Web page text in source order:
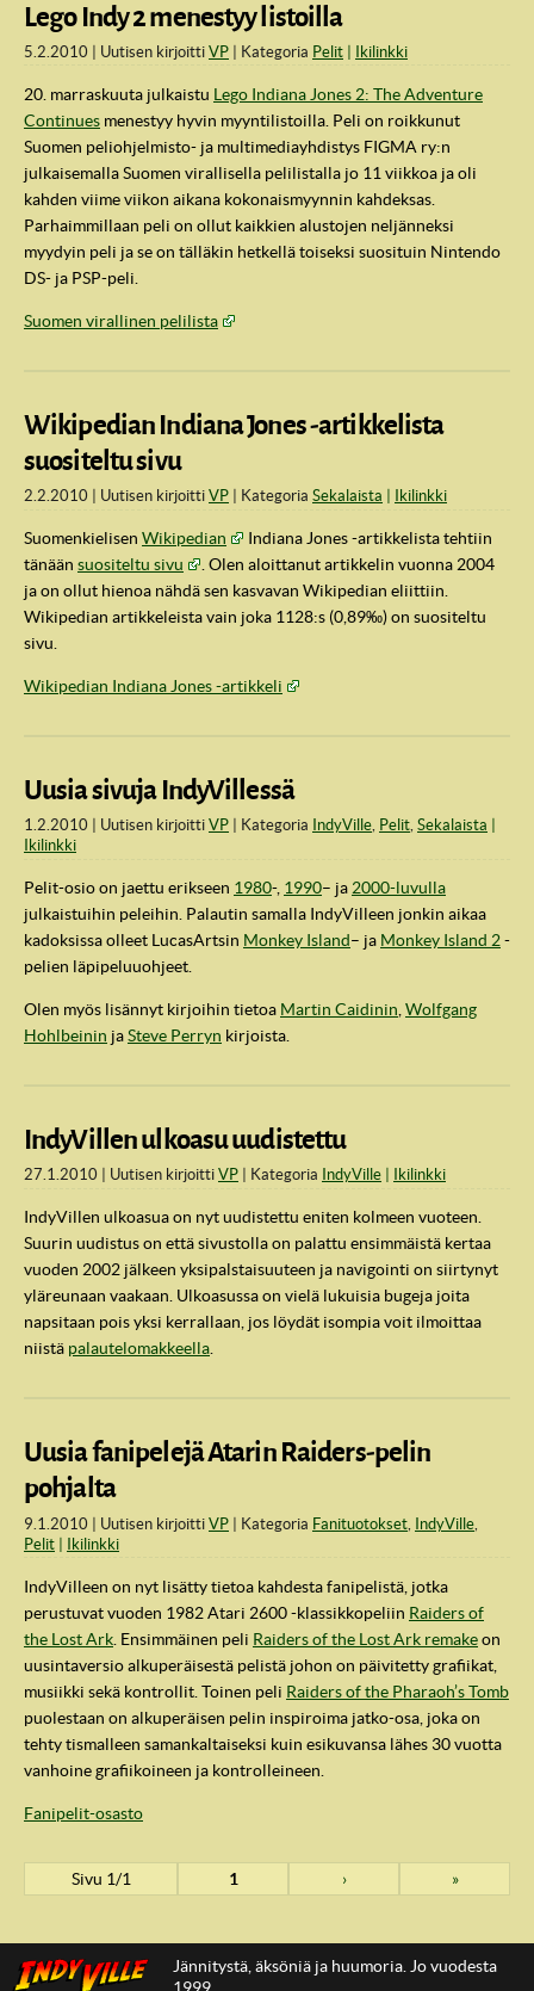
Lego Indy 2 menestyy listoilla
5.2.2010 Uutisen kirjoitti VP Kategoria Pelit Ikilinkki
20.​ marraskuuta julkaistu Lego Indiana Jones 2: The Adventure
Continues menestyy hyvin myyntilistoilla. Peli on roikkunut
Suomen peliohjelmisto- ja multimediayhdistys FIGMA ry:n
julkaisemalla Suomen virallisella pelilistalla jo 11 viikkoa ja oli
kahden viime viikon aikana kokonaismyynnin kahdeksas.
Parhaimmillaan peli on ollut kaikkien alustojen neljänneksi
myydyin peli ja se on tälläkin hetkellä toiseksi suosituin Nintendo
DS- ja PSP-peli.
Suomen virallinen pelilista
Wikipedian Indiana Jones -artikkelista
suositeltu sivu
2.2.2010 Uutisen kirjoitti VP Kategoria Sekalaista Ikilinkki
Suomenkielisen Wikipedian
Indiana Jones -artikkelista tehtiin
tänään suositeltu sivu
. Olen aloittanut artikkelin vuonna 2004
ja on ollut hienoa nähdä sen kasvavan Wikipedian eliittiin.
Wikipedian artikkeleista vain joka 1128:s (0,89‰) on suositeltu
sivu.
Wikipedian Indiana Jones -artikkeli
Uusia sivuja IndyVillessä
1.2.2010 Uutisen kirjoitti VP Kategoria IndyVille, Pelit, Sekalaista
Ikilinkki
Pelit-osio on jaettu erikseen 1980-, 1990– ja2000-luvulla
julkaistuihin peleihin. Palautin samalla IndyVilleen jonkin aikaa
kadoksissa olleet LucasArtsin Monkey Island– ja Monkey Island 2-
pelien läpipeluuohjeet.
Olen myös lisännyt kirjoihin tietoa Martin Caidinin,Wolfgang
Hohlbeinin jaSteve Perryn kirjoista.
IndyVillen ulkoasu uudistettu
27.1.2010 Uutisen kirjoitti VP Kategoria IndyVille Ikilinkki
IndyVillen ulkoasua on nyt uudistettu eniten kolmeen vuoteen.
Suurin uudistus on että sivustolla on palattu ensimmäistä kertaa
vuoden 2002 jälkeen yksipalstaisuuteen ja navigointi on siirtynyt
yläreunaan vaakaan. Ulkoasussa on vielä lukuisia bugeja joita
napsitaan pois yksi kerrallaan, jos löydät isompia voit ilmoittaa
niistä palautelomakkeella.
Uusia fanipelejä Atarin Raiders-pelin
pohjalta
9.1.2010 Uutisen kirjoitti VP Kategoria Fanituotokset IndyVille
Pelit
Ikilinkki
IndyVilleen on nyt lisätty tietoa kahdesta fanipelistä, jotka
perustuvat vuoden 1982 Atari 2600 -klassikkopeliin Raiders of
the Lost Ark . Ensimmäinen peli Raiders of the Lost Ark remakeon
uusintaversio alkuperäisestä pelistä johon on päivitetty grafiikat,
musiikki sekä kontrollit. Toinen peli Raiders of the Pharaoh’s Tomb
puolestaan on alkuperäisen pelin inspiroima jatko-osa, joka on
tehty tismalleen samankaltaiseksi kuin esikuvansa lähes 30 vuotta
vanhoine grafiikoineen ja kontrolleineen.
Fanipelit-osasto
Sivu 1/1 1 › »
Jännitystä, äksöniä ja huumoria. Jo vuodesta